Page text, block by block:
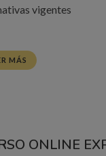
vigentes
MÁS
ONLINE